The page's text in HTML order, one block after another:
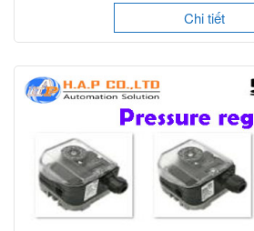
Chi tiết